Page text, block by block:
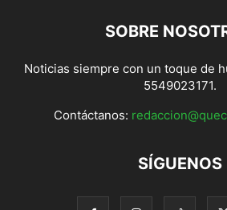
SOBRE
Noticias siempre con un toque de
5549023171.
Contáctanos:
SÍGUENOS